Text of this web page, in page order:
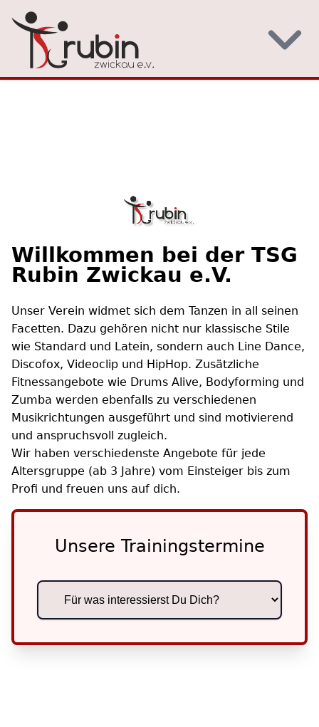
Willkommen bei der TSG
Rubin Zwickau e.V.
Unser Verein widmet sich dem Tanzen in all seinen
Facetten. Dazu gehören nicht nur klassische Stile
wie Standard und Latein, sondern auch Line Dance,
Discofox, Videoclip und HipHop. Zusätzliche
Fitnessangebote wie Drums Alive, Bodyforming und
Zumba werden ebenfalls zu verschiedenen
Musikrichtungen ausgeführt und sind motivierend
und anspruchsvoll zugleich.
Wir haben verschiedenste Angebote für jede
Altersgruppe (ab 3 Jahre) vom Einsteiger bis zum
Profi und freuen uns auf dich.
Unsere Trainingstermine